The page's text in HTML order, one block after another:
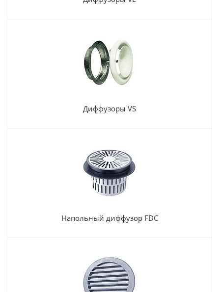
Диффузоры VS
Напольный диффузор FDC